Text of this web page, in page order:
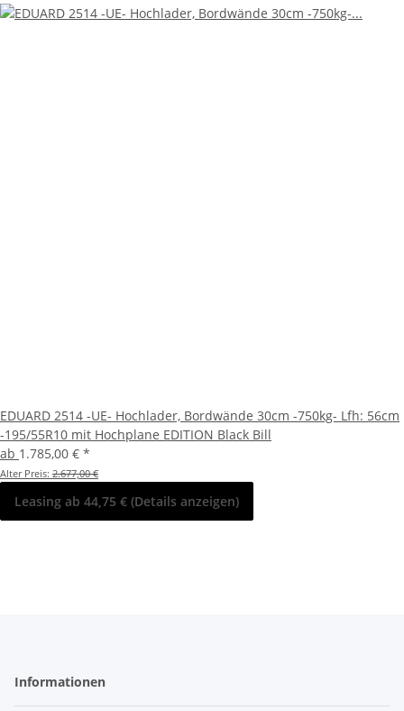
EDUARD 2514 -UE- Hochlader, Bordwände 30cm -750kg- Lfh: 56cm
-195/55R10 mit Hochplane EDITION Black Bill
ab 1.785,00 € *
Alter Preis: 2.677,00 €
Leasing ab 44,75 € (Details anzeigen)
Informationen